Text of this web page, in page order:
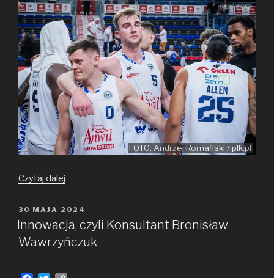
FOTO: Andrzej Romański / plk.pl
Czytaj dalej
oszukali!
OPUBLIKOWANE
W
30 MAJA 2024
Innowacja, czyli Konsultant Bronisław
Wawrzyńczuk